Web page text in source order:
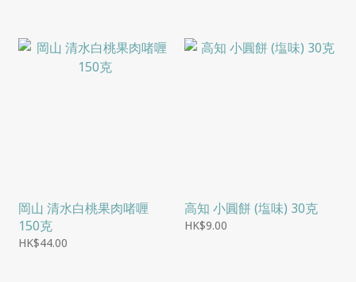
岡山 清水白桃果肉啫喱
150克
HK$44.00
高知 小圓餅 (塩味) 30克
HK$9.00